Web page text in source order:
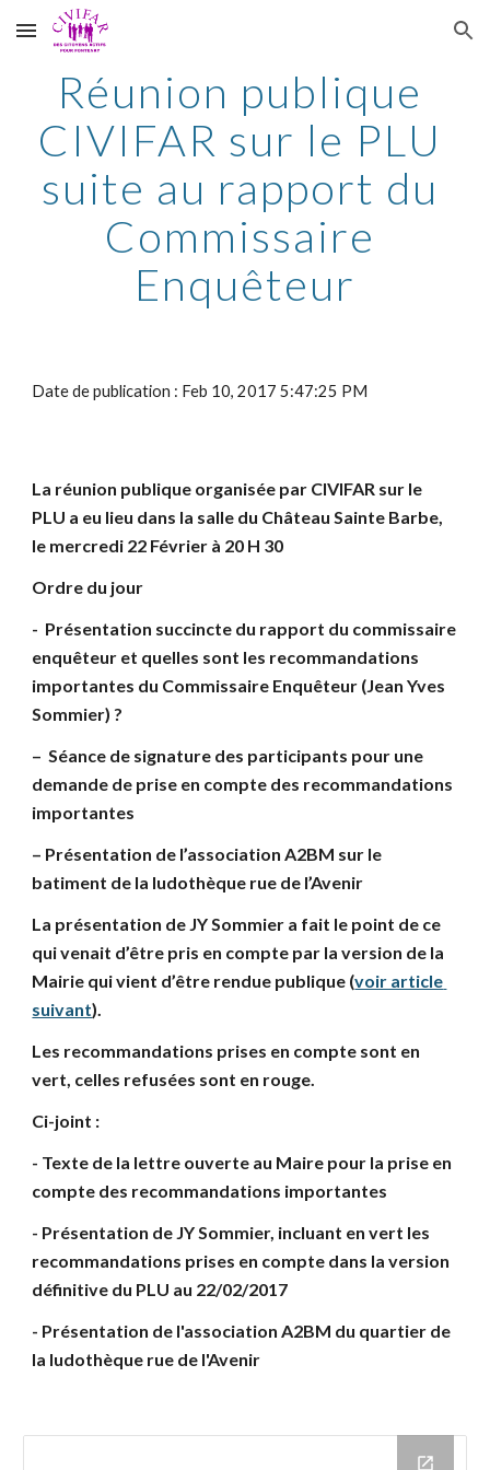
Skip to main content Skip to navigation
Réunion publique
CIVIFAR sur le PLU
suite au rapport du
Commissaire
Enquêteur
Date de publication : Feb 10, 2017 5:47:25 PM
La réunion publique organisée par CIVIFAR sur le
PLU a eu lieu dans la salle du Château Sainte Barbe,
le mercredi 22 Février à 20 H 30
Ordre du jour
-  Présentation succincte du rapport du commissaire
enquêteur et quelles sont les recommandations
importantes du Commissaire Enquêteur (Jean Yves
Sommier) ?
–  Séance de signature des participants pour une
demande de prise en compte des recommandations
importantes
– Présentation de l’association A2BM sur le
batiment de la ludothèque rue de l’Avenir
La présentation de JY Sommier a fait le point de ce
qui venait d’être pris en compte par la version de la
Mairie qui vient d’être rendue publique (voir article
suivant).
Les recommandations prises en compte sont en
vert, celles refusées sont en rouge.
Ci-joint :
- Texte de la lettre ouverte au Maire pour la prise en
compte des recommandations importantes
- Présentation de JY Sommier, incluant en vert les
recommandations prises en compte dans la version
définitive du PLU au 22/02/2017
- Présentation de l'association A2BM du quartier de
la ludothèque rue de l'Avenir